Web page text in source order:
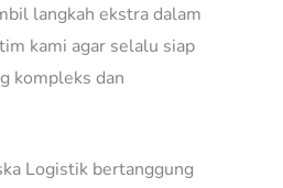
langkah ekstra dalam
kami agar selalu siap
kompleks dan
Logistik bertanggung